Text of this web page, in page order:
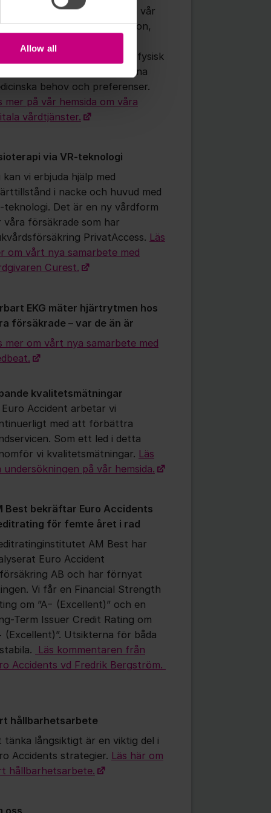
Allow all
som försäkrad söker vård via vår
eller kontaktar oss via telefon,
passar för digital eller fysisk
Vi guidar dig rätt utifrån dina
behov och preferenser.
mer på vår hemsida om våra
vårdtjänster.
via VR-teknologi
kan vi erbjuda hjälp med
i nacke och huvud med
teknologi. Det är en ny vårdform
våra försäkrade som har
PrivatAccess. Läs
om vårt nya samarbete med
Curest.
EKG mäter hjärtrytmen hos
försäkrade – var de än är
mer om vårt nya samarbete med
kvalitetsmätningar
Euro Accident arbetar vi
med att förbättra
Som ett led i detta
vi kvalitetsmätningar. Läs
undersökningen på vår hemsida.
Best bekräftar Euro Accidents
för femte året i rad
AM Best har
Euro Accident
AB och har förnyat
Vi får en Financial Strength
om ”A− (Excellent)” och en
Term Issuer Credit Rating om
(Excellent)”. Utsikterna för båda
Läs kommentaren från
Accidents vd Fredrik Bergström.
hållbarhetsarbete
tänka långsiktigt är en viktig del i
Accidents strategier. Läs här om
hållbarhetsarbete.